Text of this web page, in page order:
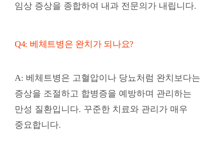
임상 증상을 종합하여 내과 전문의가 내립니다.
Q4: 베체트병은 완치가 되나요?
A: 베체트병은 고혈압이나 당뇨처럼 완치보다는
증상을 조절하고 합병증을 예방하며 관리하는
만성 질환입니다. 꾸준한 치료와 관리가 매우
중요합니다.